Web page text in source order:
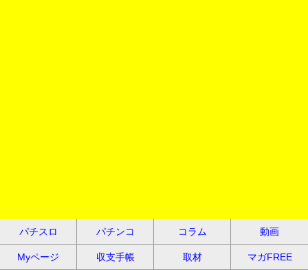
パチスロ パチンコ コラム 動画
Myページ 収支手帳 取材 マガFREE